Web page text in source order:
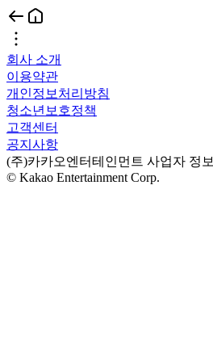
회사 소개
이용약관
개인정보처리방침
청소년보호정책
고객센터
공지사항
(주)카카오엔터테인먼트 사업자 정보
© Kakao Entertainment Corp.